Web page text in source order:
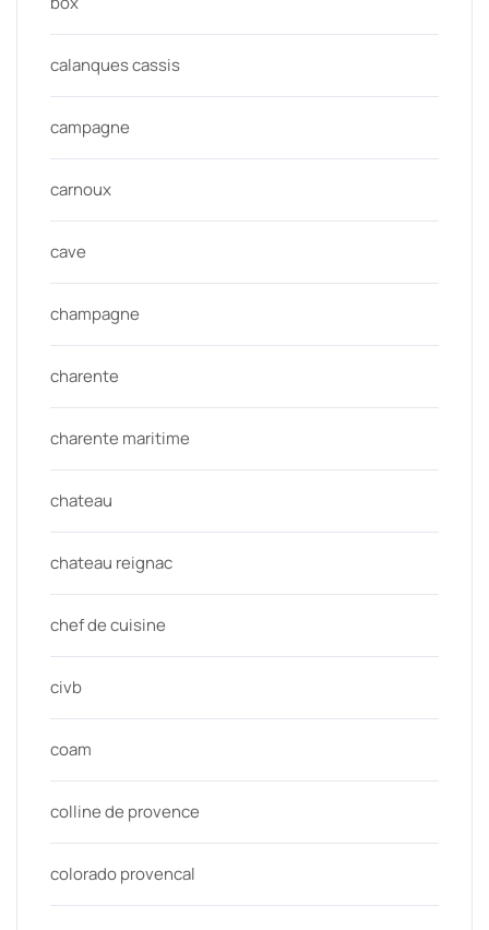
calanques cassis
campagne
carnoux
cave
champagne
charente
charente maritime
chateau
chateau reignac
chef de cuisine
civb
coam
colline de provence
colorado provencal